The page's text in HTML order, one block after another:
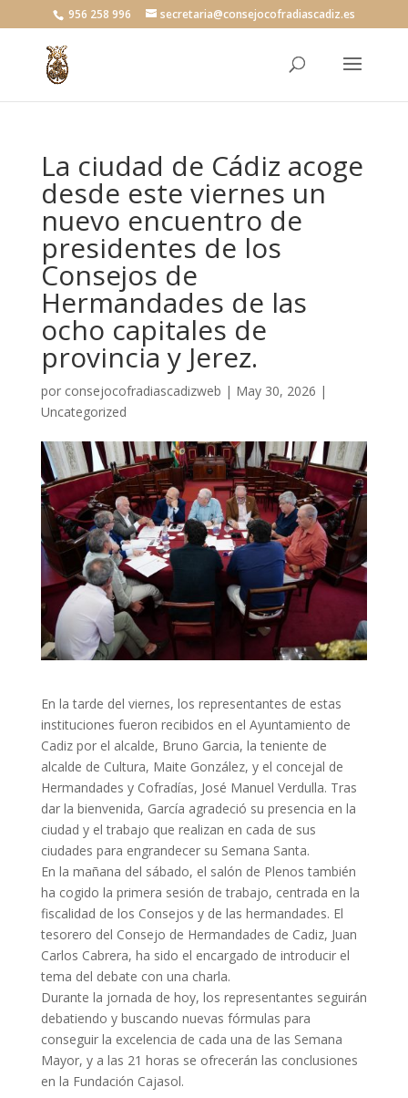
956 258 996 secretaria@consejocofradiascadiz.es
La ciudad de Cádiz acoge
desde este viernes un
nuevo encuentro de
presidentes de los
Consejos de
Hermandades de las
ocho capitales de
provincia y Jerez.
por consejocofradiascadizweb | May 30, 2026 |
Uncategorized
En la tarde del viernes, los representantes de estas
instituciones fueron recibidos en el Ayuntamiento de
Cadiz por el alcalde, Bruno Garcia, la teniente de
alcalde de Cultura, Maite González, y el concejal de
Hermandades y Cofradías, José Manuel Verdulla. Tras
dar la bienvenida, García agradeció su presencia en la
ciudad y el trabajo que realizan en cada de sus
ciudades para engrandecer su Semana Santa.
En la mañana del sábado, el salón de Plenos también
ha cogido la primera sesión de trabajo, centrada en la
fiscalidad de los Consejos y de las hermandades. El
tesorero del Consejo de Hermandades de Cadiz, Juan
Carlos Cabrera, ha sido el encargado de introducir el
tema del debate con una charla.
Durante la jornada de hoy, los representantes seguirán
debatiendo y buscando nuevas fórmulas para
conseguir la excelencia de cada una de las Semana
Mayor, y a las 21 horas se ofrecerán las conclusiones
en la Fundación Cajasol.